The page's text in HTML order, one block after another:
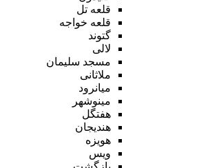
قلعه تل
قلعه خواجه
گتوند
لالی
مسجد سلیمان
ملاثانی
میانرود
مینوشهر
هفتگل
هندیجان
هویزه
ویس